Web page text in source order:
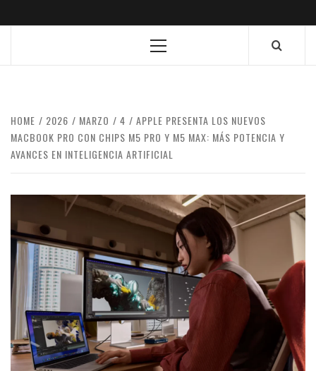
HOME 2026 MARZO 4
APPLE PRESENTA LOS NUEVOS
MACBOOK PRO CON CHIPS M5 PRO Y M5 MAX: MÁS POTENCIA Y
AVANCES EN INTELIGENCIA ARTIFICIAL